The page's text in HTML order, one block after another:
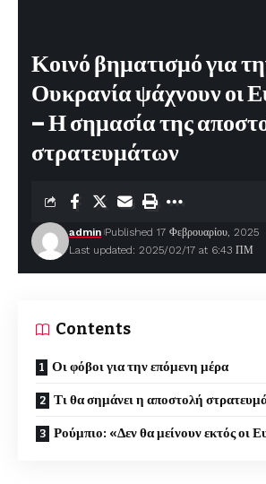
Κοινό βηματισμό για
Ουκρανία ψάχνουν οι
– Η σημασία της
στρατευμάτων
Last updated: 2025/02/17 at 6:43 ΠΜ
admin Published 17 Φεβρουαρίου, 2025
Contents
Οι φόβοι για την επόμενη μέρα
Τι θα σημάνει η αποστολή
Ρούμπιο: «Δεν θα μείνουν εκτός οι